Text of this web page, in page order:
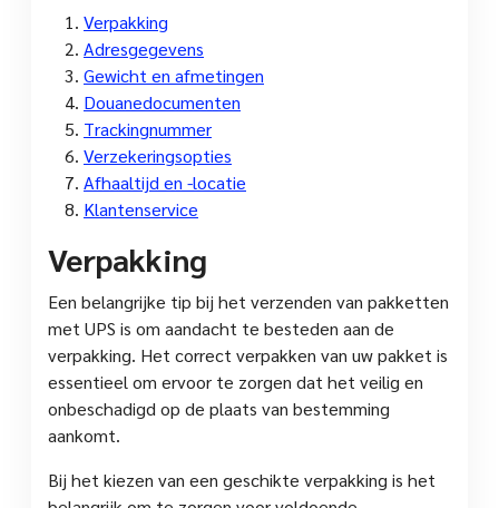
Verpakking
Adresgegevens
Gewicht en afmetingen
Douanedocumenten
Trackingnummer
Verzekeringsopties
Afhaaltijd en -locatie
Klantenservice
Verpakking
Een belangrijke tip bij het verzenden van pakketten
met UPS is om aandacht te besteden aan de
verpakking. Het correct verpakken van uw pakket is
essentieel om ervoor te zorgen dat het veilig en
onbeschadigd op de plaats van bestemming
aankomt.
Bij het kiezen van een geschikte verpakking is het